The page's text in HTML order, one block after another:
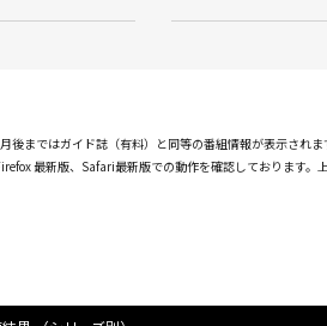
まではガイド誌（有料）と同等の番組情報が表示され
最新版、Safari最新版での動作を確認しております